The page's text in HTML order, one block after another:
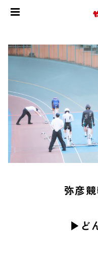
弥彦
▶︎ど